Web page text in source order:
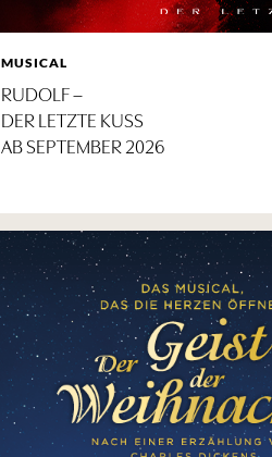
MUSICAL
RUDOLF –
DER LETZTE KUSS
AB SEPTEMBER 2026